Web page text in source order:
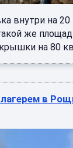
внутри на
же
на 80
в